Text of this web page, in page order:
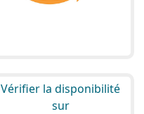
Vérifier la disponibilité
sur